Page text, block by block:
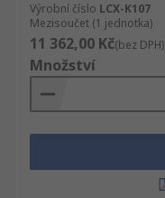
Výrobní číslo LCX-K107
Mezisoučet (1 jednotka)
11 362,00 Kč(bez DPH)
Množství